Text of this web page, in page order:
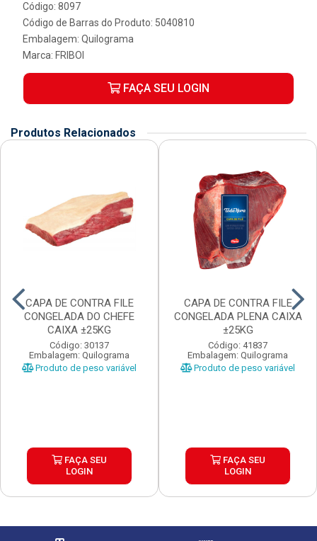
Código: 8097
Código de Barras do Produto: 5040810
Embalagem: Quilograma
Marca: FRIBOI
FAÇA SEU LOGIN
Produtos Relacionados
CAPA DE CONTRA FILE
CONGELADA DO CHEFE
CAIXA ±25KG
Código: 30137
Embalagem: Quilograma
Produto de peso variável
FAÇA SEU
LOGIN
CAPA DE CONTRA FILE
CONGELADA PLENA CAIXA
±25KG
Código: 41837
Embalagem: Quilograma
Produto de peso variável
FAÇA SEU
LOGIN